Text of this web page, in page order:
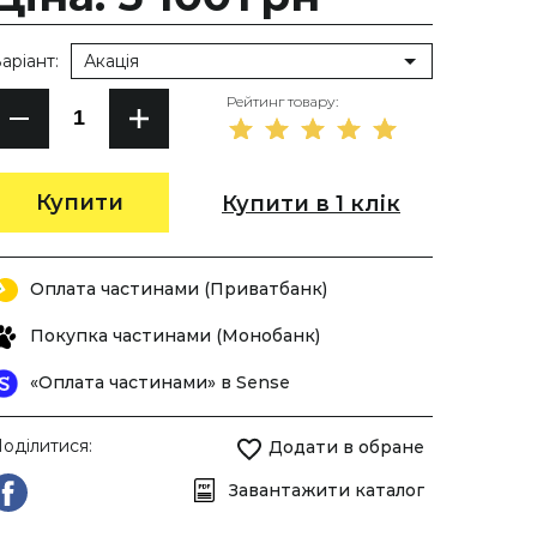
Купити
Акація
Рейтинг товару:
Купити в 1 клік
Оплата частинами (Приватбанк)
Покупка частинами (Монобанк)
«Оплата частинами» в Sense
Додати в обране
Завантажити каталог